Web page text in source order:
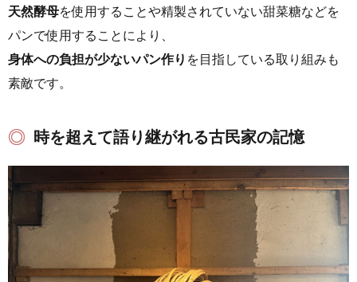
天然酵母を使用することや精製されていない甜菜糖などを
パンで使用することにより、
身体への負担が少ないパン作り を目指している取り組みも
素敵です。
時を超えて語り継がれる古民家の記憶